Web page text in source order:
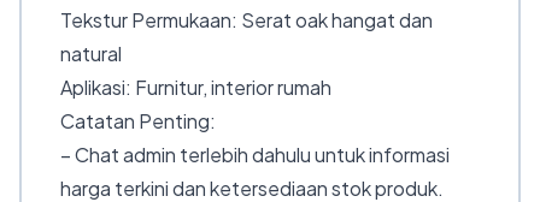
Tekstur Permukaan: Serat oak hangat dan
natural
Aplikasi: Furnitur, interior rumah
Catatan Penting:
– Chat admin terlebih dahulu untuk informasi
harga terkini dan ketersediaan stok produk.